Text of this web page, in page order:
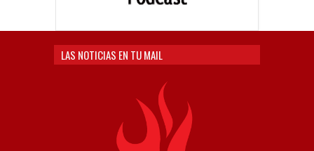
LAS NOTICIAS EN TU MAIL